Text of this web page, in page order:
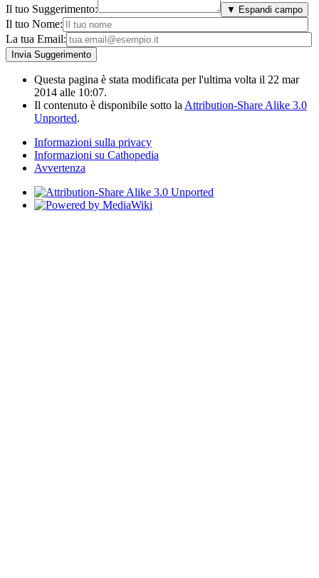
Il tuo Suggerimento: ▼ Espandi campo
Il tuo Nome:
La tua Email:
Questa pagina è stata modificata per l'ultima volta il 22 mar
2014 alle 10:07.
Il contenuto è disponibile sotto la Attribution-Share Alike 3.0
Unported.
Informazioni sulla privacy
Informazioni su Cathopedia
Avvertenza